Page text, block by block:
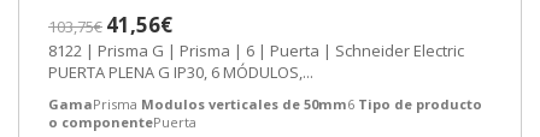
103,75€ 41,56€
8122 | Prisma G | Prisma | 6 | Puerta | Schneider Electric
PUERTA PLENA G IP30, 6 MÓDULOS,...
GamaPrisma Modulos verticales de 50mm6 Tipo de producto
o componentePuerta